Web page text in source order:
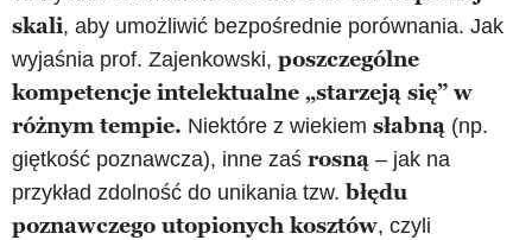
skali, aby umożliwić bezpośrednie porównania. Jak
wyjaśnia prof. Zajenkowski, poszczególne
kompetencje intelektualne „starzeją się” w
różnym tempie. Niektóre z wiekiem słabną (np.
giętkość poznawcza), inne zaś rosną – jak na
przykład zdolność do unikania tzw. błędu
poznawczego utopionych kosztów, czyli